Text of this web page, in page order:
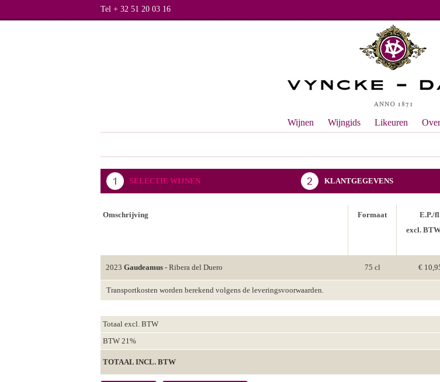
Tel + 32 51 20 03 16
Wijnen Wijngids Likeuren
SELECTIE WIJNEN KLANTGEGEVENS
Omschrijving Formaat
E.P./
excl.
2023 Gaudeamus - Ribera del Duero 75 cl €
Transportkosten worden berekend volgens de leveringsvoorwaarden.
Totaal excl. BTW
BTW 21%
TOTAAL INCL. BTW